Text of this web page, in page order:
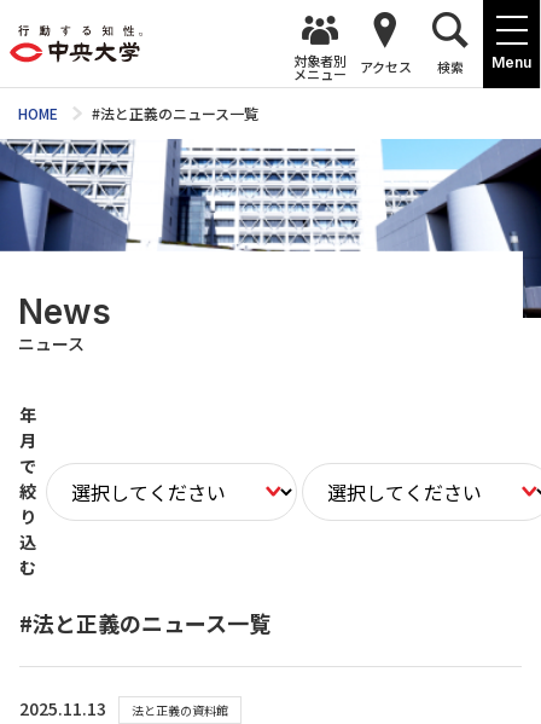
Menu
対象者別
メニュー アクセス 検索
HOME #法と正義のニュース一覧
News
ニュース
年
月
で
絞
り
込
む
#法と正義のニュース一覧
2025.11.13 法と正義の資料館